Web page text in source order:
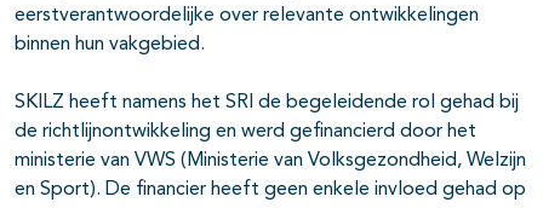
eerstverantwoordelijke over relevante ontwikkelingen
binnen hun vakgebied.
SKILZ heeft namens het SRI de begeleidende rol gehad bij
de richtlijnontwikkeling en werd gefinancierd door het
ministerie van VWS (Ministerie van Volksgezondheid, Welzijn
en Sport). De financier heeft geen enkele invloed gehad op